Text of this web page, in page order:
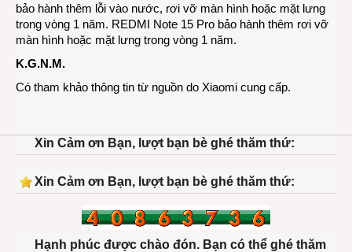
bảo hành thêm lỗi vào nước, rơi vỡ màn hình hoặc mặt lưng
trong vòng 1 năm. REDMI Note 15 Pro bảo hành thêm rơi vỡ
màn hình hoặc mặt lưng trong vòng 1 năm.
K.G.N.M.
Có tham khảo thông tin từ nguồn do Xiaomi cung cấp.
Xin Cảm ơn Bạn, lượt bạn bè ghé thăm thứ:
Xin Cảm ơn Bạn, lượt bạn bè ghé thăm thứ:
Hạnh phúc được chào đón. Bạn có thể ghé thăm